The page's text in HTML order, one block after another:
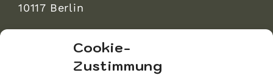
Cookie-
Zustimmung
10117 Berlin
Markgrafenstraße 56
10117 Berlin